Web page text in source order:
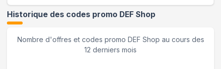
Historique des codes promo DEF Shop
Nombre d'offres et codes promo DEF Shop au cours des
12 derniers mois